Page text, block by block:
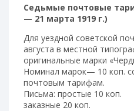
Седьмые почтовые
— 21 марта 1919 г.)
Для уездной советской
августа в местной
оригинальные марки
Номинал марок— 10 коп.
почтовым тарифам.
Письма: простые 10 коп.
заказные 20 коп.